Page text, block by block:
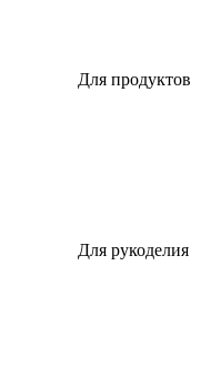
Для продуктов
Для рукоделия